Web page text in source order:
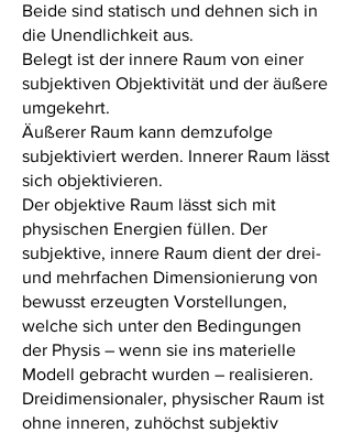
Beide sind statisch und dehnen sich in
die Unendlichkeit aus.
Belegt ist der innere Raum von einer
subjektiven Objektivität und der äußere
umgekehrt.
Äußerer Raum kann demzufolge
subjektiviert werden. Innerer Raum lässt
sich objektivieren.
Der objektive Raum lässt sich mit
physischen Energien füllen. Der
subjektive, innere Raum dient der drei-
und mehrfachen Dimensionierung von
bewusst erzeugten Vorstellungen,
welche sich unter den Bedingungen
der Physis – wenn sie ins materielle
Modell gebracht wurden – realisieren.
Dreidimensionaler, physischer Raum ist
ohne inneren, zuhöchst subjektiv